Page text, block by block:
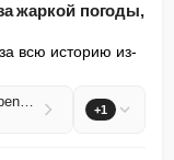
жаркой погоды,
всю историю из-
Vegetables to get smaller and more expensive due to hot weather, farmers warn +1